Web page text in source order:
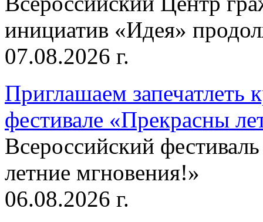
инициатив «Идея»
07.08.2026 г.
Приглашаем запечатлеть
фестивале «Прекрасны
Всероссийский
летние мгновения!»
06.08.2026 г.